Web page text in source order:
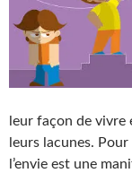
leur façon de vivre
leurs lacunes.
l’envie est une